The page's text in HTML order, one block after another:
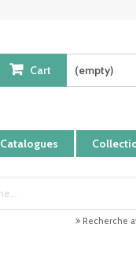
Catalogues
Cart (empty)
Recherche